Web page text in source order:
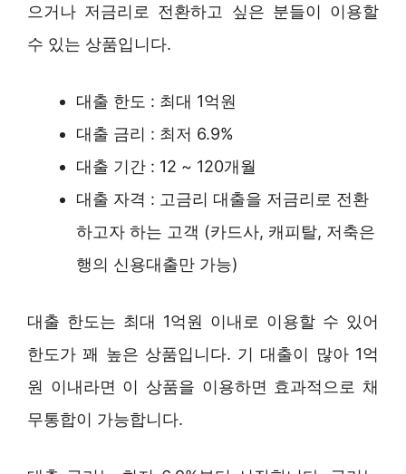
으거나 저금리로 전환하고 싶은 분들이 이용할
수 있는 상품입니다.
대출 한도 : 최대 1억원
대출 금리 : 최저 6.9%
대출 기간 : 12 ~ 120개월
대출 자격 : 고금리 대출을 저금리로 전환
하고자 하는 고객 (카드사, 캐피탈, 저축은
행의 신용대출만 가능)
대출 한도는 최대 1억원 이내로 이용할 수 있어
한도가 꽤 높은 상품입니다. 기 대출이 많아 1억
원 이내라면 이 상품을 이용하면 효과적으로 채
무통합이 가능합니다.